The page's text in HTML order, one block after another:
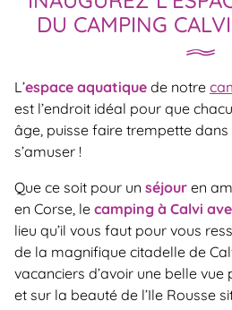
DU CAMPING
L’espace aquatique de notre
est l’endroit idéal pour que
âge, puisse faire trempette
s’amuser !
Que ce soit pour un séjour en
en Corse, le camping à Calvi
lieu qu’il vous faut pour vous
de la magnifique citadelle de
vacanciers d’avoir une belle
et sur la beauté de l’Ile Rousse